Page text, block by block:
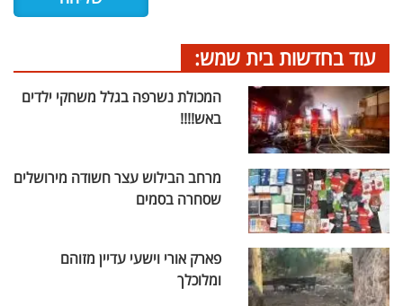
עוד בחדשות בית שמש:
המכולת נשרפה בגלל משחקי ילדים
באש!!!!
מרחב הבילוש עצר חשודה מירושלים
שסחרה בסמים
פארק אורי וישעי עדיין מזוהם
ומלוכלך